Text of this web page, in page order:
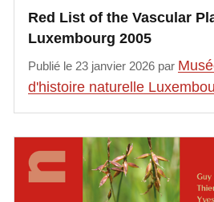
Red List of the Vascular
Luxembourg 2005
Publié le 23 janvier 2026 par
d'histoire naturelle